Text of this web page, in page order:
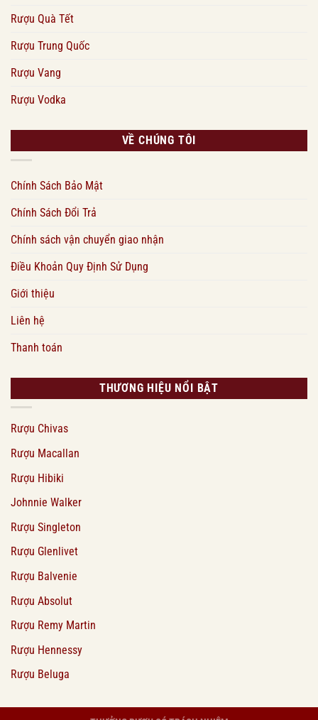
Rượu Quà Tết
Rượu Trung Quốc
Rượu Vang
Rượu Vodka
VỀ CHÚNG TÔI
Chính Sách Bảo Mật
Chính Sách Đổi Trả
Chính sách vận chuyển giao nhận
Điều Khoản Quy Định Sử Dụng
Giới thiệu
Liên hệ
Thanh toán
THƯƠNG HIỆU NỔI BẬT
Rượu Chivas
Rượu Macallan
Rượu Hibiki
Johnnie Walker
Rượu Singleton
Rượu Glenlivet
Rượu Balvenie
Rượu Absolut
Rượu Remy Martin
Rượu Hennessy
Rượu Beluga